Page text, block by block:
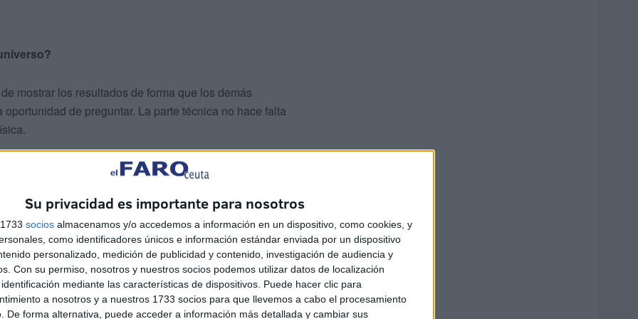
Su privacidad es importante para nosotros
socios almacenamos y/o accedemos a información en un dispositivo, como cookies, y
como identificadores únicos e información estándar enviada por un dispositivo
personalizado, medición de publicidad y contenido, investigación de audiencia y
Con su permiso, nosotros y nuestros socios podemos utilizar datos de localización
mediante las características de dispositivos. Puede hacer clic para
a nosotros y a nuestros 1733 socios para que llevemos a cabo el procesamiento
De forma alternativa, puede acceder a información más detallada y cambiar sus
mostrar los resultados de forma que los demás
de preguntar. La parte técnica no hace falta
la cosmología, del universo, es muy bonito y creo que
facilitan los descubrimientos en el universo?